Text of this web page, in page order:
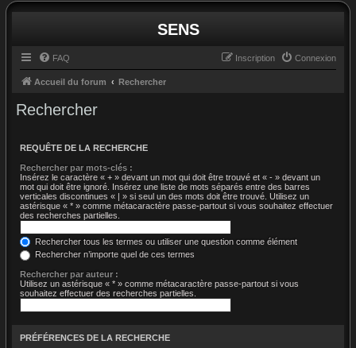
SENS
FAQ Connexion
Inscription
Accueil du forum Rechercher
Rechercher
REQUÊTE DE LA RECHERCHE
Rechercher par mots-clés :
Insérez le caractère « + » devant un mot qui doit être trouvé et « - » devant un
mot qui doit être ignoré. Insérez une liste de mots séparés entre des barres
verticales discontinues « | » si seul un des mots doit être trouvé. Utilisez un
astérisque « * » comme métacaractère passe-partout si vous souhaitez effectuer
des recherches partielles.
Rechercher tous les termes ou utiliser une question comme élément
Rechercher n’importe quel de ces termes
Rechercher par auteur :
Utilisez un astérisque « * » comme métacaractère passe-partout si vous
souhaitez effectuer des recherches partielles.
PRÉFÉRENCES DE LA RECHERCHE